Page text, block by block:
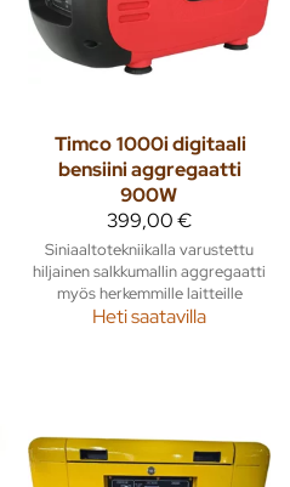
Timco1000i digitaali
bensiini aggregaatti
900W
399,00 €
Siniaaltotekniikalla varustettu
hiljainen salkkumallin aggregaatti
myös herkemmille laitteille
Heti saatavilla